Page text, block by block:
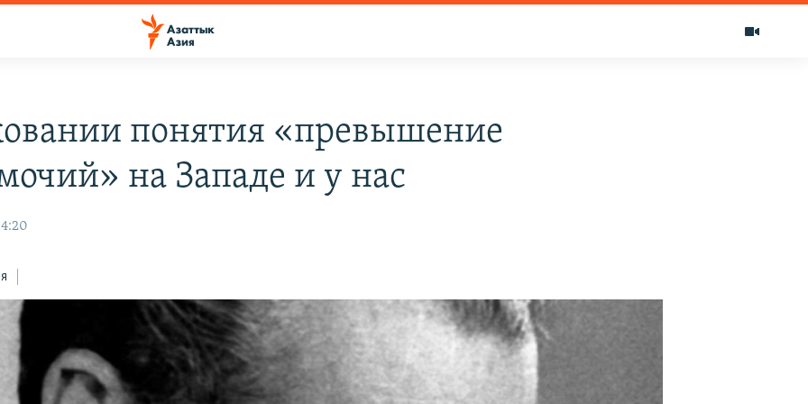
понятия «превышение
на Западе и у нас